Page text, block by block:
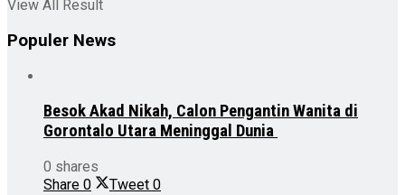
View All Result
Populer News
Besok Akad Nikah, Calon Pengantin Wanita di
Gorontalo Utara Meninggal Dunia
0 shares
Share 0 Tweet 0